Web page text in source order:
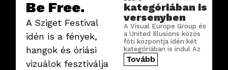
Be Free.
A Sziget Festival
idén is a fények,
hangok és óriási
vizuálok fesztiválja
kategóriában is
versenyben
A Visual Europe Group és
a United Illusions közös
fóti központja idén két
kategóriában is indul Az
Év Irodája versenyén.
Tovább